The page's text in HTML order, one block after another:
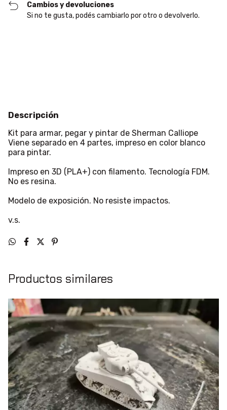
Cambios y devoluciones
Si no te gusta, podés cambiarlo por otro o devolverlo.
Descripción
Kit para armar, pegar y pintar de Sherman Calliope
Viene separado en 4 partes, impreso en color blanco
para pintar.
Impreso en 3D (PLA+) con filamento. Tecnología FDM.
No es resina.
Modelo de exposición. No resiste impactos.
v.s.
Productos similares